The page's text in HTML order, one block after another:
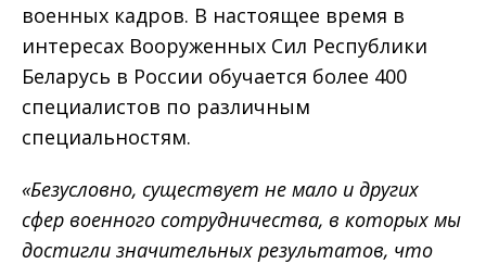
военных кадров. В настоящее время в
интересах Вооруженных Сил Республики
Беларусь в России обучается более 400
специалистов по различным
специальностям.
«Безусловно, существует не мало и других
сфер военного сотрудничества, в которых мы
достигли значительных результатов, что